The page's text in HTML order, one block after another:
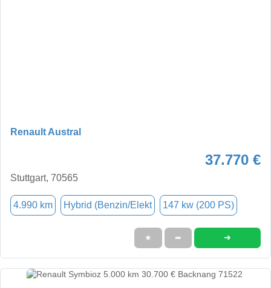
Renault Austral
37.770 €
Stuttgart, 70565
4.990 km Hybrid (Benzin/Elekt 147 kw (200 PS)
★ ➦ ➜